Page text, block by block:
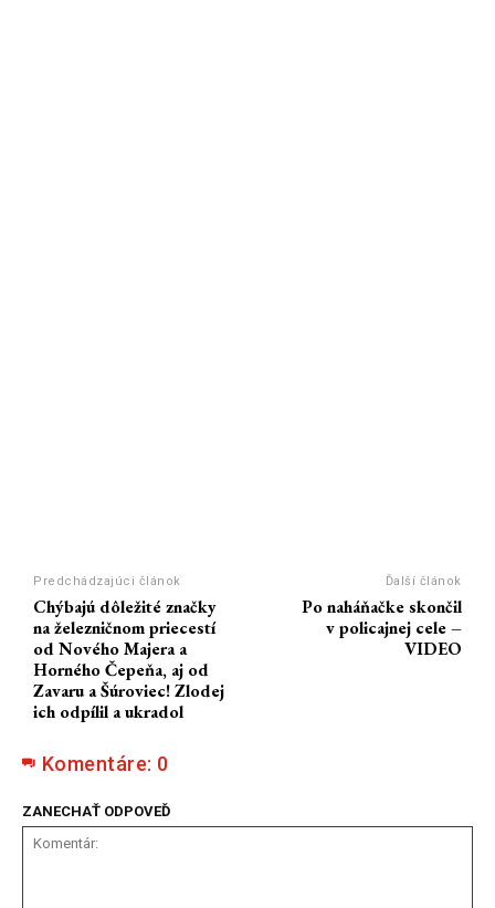
Predchádzajúci článok
Chýbajú dôležité značky
na železničnom priecestí
od Nového Majera a
Horného Čepeňa, aj od
Zavaru a Šúroviec! Zlodej
ich odpílil a ukradol
Ďalší článok
Po naháňačke skončil
v policajnej cele –
VIDEO
Komentáre: 0
ZANECHAŤ ODPOVEĎ